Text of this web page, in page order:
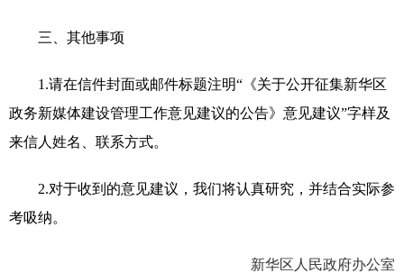
三、其他事项
1.请在信件封面或邮件标题注明“《关于公开征集新华区
政务新媒体建设管理工作意见建议的公告》意见建议”字样及
来信人姓名、联系方式。
2.对于收到的意见建议，我们将认真研究，并结合实际参
考吸纳。
新华区人民政府办公室